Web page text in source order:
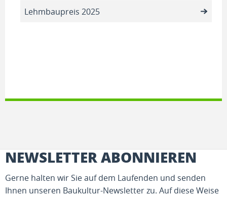
Lehmbaupreis 2025
NEWSLETTER ABONNIEREN
Gerne halten wir Sie auf dem Laufenden und senden
Ihnen unseren Baukultur-Newsletter zu. Auf diese Weise